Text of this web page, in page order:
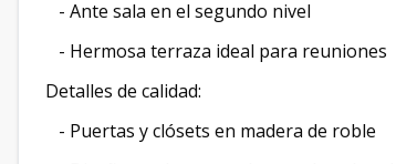
- Ante sala en el segundo nivel
- Hermosa terraza ideal para reuniones
Detalles de calidad:
- Puertas y clósets en madera de roble